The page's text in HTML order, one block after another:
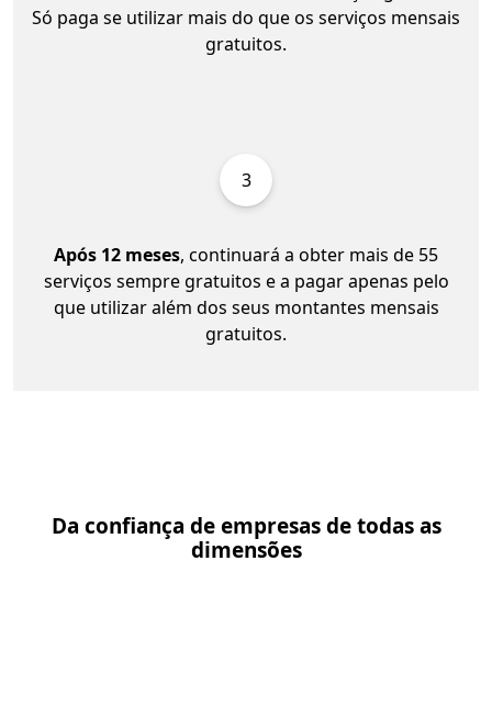
Só paga se utilizar mais do que os serviços mensais
gratuitos.
3
Após 12 meses, continuará a obter mais de 55
serviços sempre gratuitos e a pagar apenas pelo
que utilizar além dos seus montantes mensais
gratuitos.
Da confiança de empresas de todas as
dimensões